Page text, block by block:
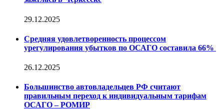
29.12.2025
Средняя удовлетворенность процессом
урегулирования убытков по ОСАГО составила 66%
26.12.2025
Большинство автовладельцев РФ считают
правильным переход к индивидуальным тарифам
ОСАГО – РОМИР